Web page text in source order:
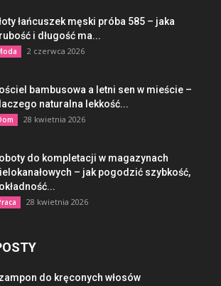
łańcuszek męski próba 585 – jaka
i długość ma...
2 czerwca 2026
bambusowa a letni sen w mieście –
naturalna lekkość...
28 kwietnia 2026
do kompletacji w magazynach
– jak pogodzić szybkość,
28 kwietnia 2026
do kręconych włosów